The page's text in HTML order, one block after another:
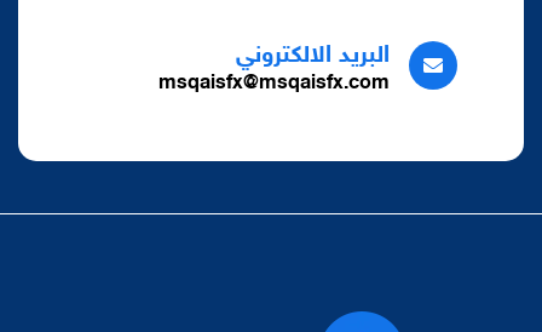
البريد الالكتروني
msqaisfx@msqaisfx.com